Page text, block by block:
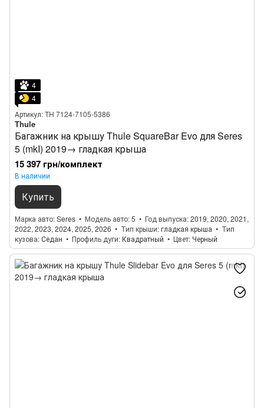
4
4
Артикул: TH 7124-7105-5386
Thule
Багажник на крышу Thule SquareBar Evo для Seres
5 (mkI) 2019→ гладкая крыша
15 397 грн/комплект
В наличии
Купить
Марка авто Seres Модель авто 5 Год выпуска 2019, 2020, 2021,
2022, 2023, 2024, 2025, 2026
Тип крыши гладкая крыша
Тип
кузова Седан Профиль дуги Квадратный Цвет Черный